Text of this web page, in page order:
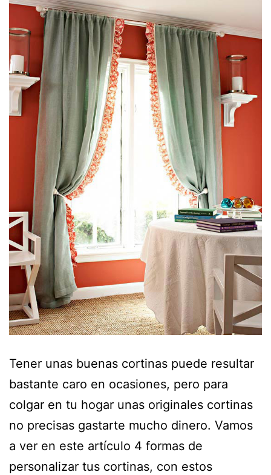
Tener unas buenas cortinas puede resultar
bastante caro en ocasiones, pero para
colgar en tu hogar unas originales cortinas
no precisas gastarte mucho dinero. Vamos
a ver en este artículo 4 formas de
personalizar tus cortinas, con estos